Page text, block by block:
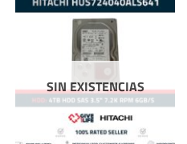
SIN EXISTENCIAS